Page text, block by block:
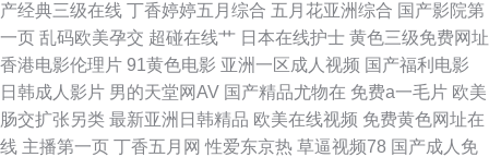
av播放 日本欧洲不卡 91在线视频观看 老司机色狼影院 性欧美成人18 丁香
午夜影院 欧美性爱bb 先锋成人Av 伊人影视久久 久久机热精品27 亚洲国产
777 丁香五月性交网友 亚洲东方色图 国产精品毛片A片 日韩视频福利导航
产经典三级在线 丁香婷婷五月综合 五月花亚洲综合 国产影院第
一页 乱码欧美孕交 超碰在线艹 日本在线护士 黄色三级免费网址
香港电影伦理片 91黄色电影 亚洲一区成人视频 国产福利电影
日韩成人影片 男的天堂网AV 国产精品尤物在 免费a一毛片 欧美
肠交扩张另类 最新亚洲日韩精品 欧美在线视频 免费黄色网址在
线 主播第一页 丁香五月网 性爱东京热 草逼视频78 国产成人免